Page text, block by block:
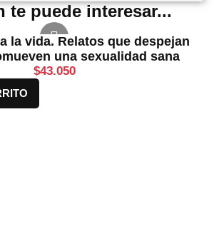
te puede interesar...
la vida. Relatos que despejan
una sexualidad sana
$43.050